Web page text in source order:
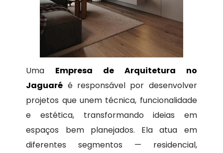
Uma Empresa de Arquitetura no
Jaguaré é responsável por desenvolver
projetos que unem técnica, funcionalidade
e estética, transformando ideias em
espaços bem planejados. Ela atua em
diferentes segmentos — residencial,